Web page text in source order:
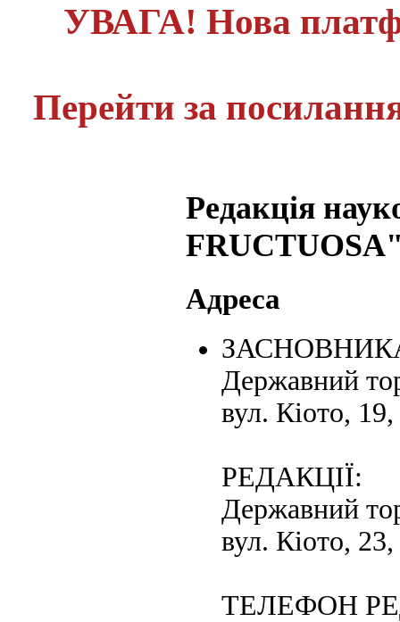
УВАГА! Нова
Перейти за
Редакція
Адреса
Державний
вул. Кіото,
РЕДАКЦІЇ:
Державний
вул. Кіото,
ТЕЛЕФОН